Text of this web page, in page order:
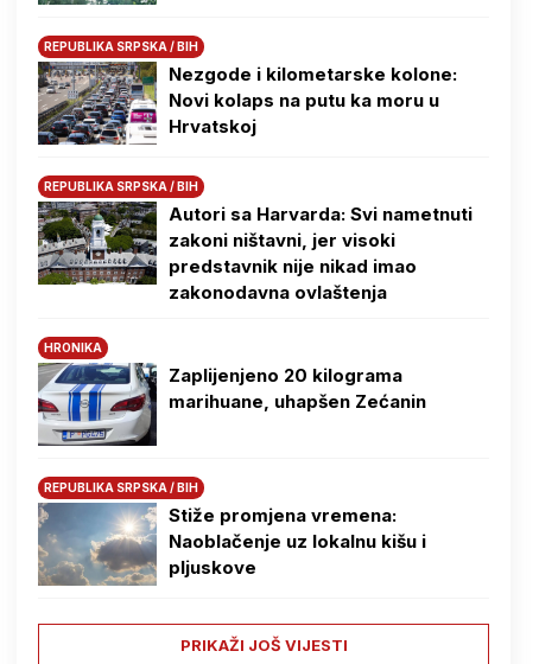
REPUBLIKA SRPSKA / BIH
Nezgode i kilometarske kolone:
Novi kolaps na putu ka moru u
Hrvatskoj
REPUBLIKA SRPSKA / BIH
Autori sa Harvarda: Svi nametnuti
zakoni ništavni, jer visoki
predstavnik nije nikad imao
zakonodavna ovlaštenja
HRONIKA
Zaplijenjeno 20 kilograma
marihuane, uhapšen Zećanin
REPUBLIKA SRPSKA / BIH
Stiže promjena vremena:
Naoblačenje uz lokalnu kišu i
pljuskove
PRIKAŽI JOŠ VIJESTI